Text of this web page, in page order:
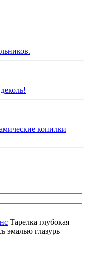
копилки
Тарелка глубокая
эмалью глазурь